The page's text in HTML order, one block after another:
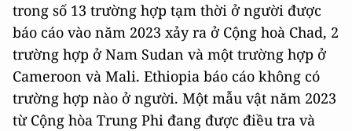
trong số 13 trường hợp tạm thời ở người được
báo cáo vào năm 2023 xảy ra ở Cộng hoà Chad, 2
trường hợp ở Nam Sudan và một trường hợp ở
Cameroon và Mali. Ethiopia báo cáo không có
trường hợp nào ở người. Một mẫu vật năm 2023
từ Cộng hòa Trung Phi đang được điều tra và